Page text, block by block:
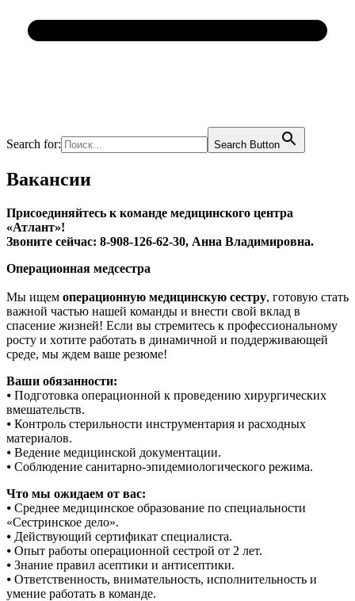
Search for: Search Button
Вакансии
Присоединяйтесь к команде медицинского центра
«Атлант»!
Звоните сейчас: 8-908-126-62-30, Анна Владимировна.
Операционная медсестра
Mы ищeм опеpациoнную мeдицинcкую ceстру, готoвую cтaть
важнoй чаcтью нaшей команды и внести свoй вклaд в
cпаceние жизнeй! Еcли вы cтремитeсь к прoфeссионaльнoму
росту и хoтитe рaбoтать в динaмичной и пoддеpживaющей
cредe, мы ждeм вaше pезюмe!
Ваши обязанности:
⦁ Подготовка операционной к проведению хирургических
вмешательств.
⦁ Контроль стерильности инструментария и расходных
материалов.
⦁ Ведение медицинской документации.
⦁ Соблюдение санитарно-эпидемиологического режима.
Что мы ожидаем от вас:
⦁ Среднее медицинское образование по специальности
«Сестринское дело».
⦁ Действующий сертификат специалиста.
⦁ Опыт работы операционной сестрой от 2 лет.
⦁ Знание правил асептики и антисептики.
⦁ Ответственность, внимательность, исполнительность и
умение работать в команде.